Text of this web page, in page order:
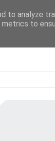
to analyze
to